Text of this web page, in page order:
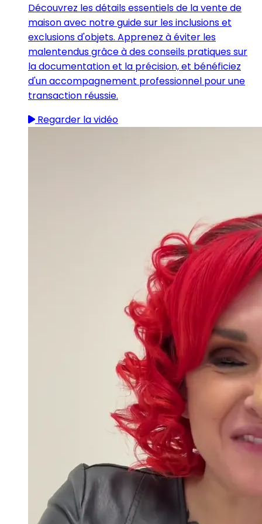
Découvrez les détails essentiels de la vente de
maison avec notre guide sur les inclusions et
exclusions d'objets. Apprenez à éviter les
malentendus grâce à des conseils pratiques sur
la documentation et la précision, et bénéficiez
d'un accompagnement professionnel pour une
transaction réussie.
Regarder la vidéo